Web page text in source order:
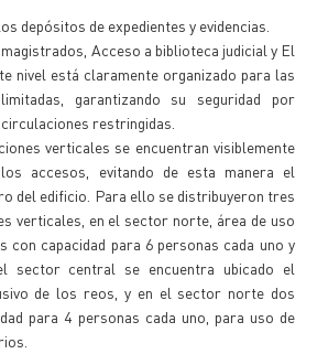
depósitos de expedientes y evidencias.
Acceso a biblioteca judicial y El
nivel está claramente organizado para las
garantizando su seguridad por
restringidas.
verticales se encuentran visiblemente
accesos, evitando de esta manera el
del edificio. Para ello se distribuyeron tres
verticales, en el sector norte, área de uso
con capacidad para 6 personas cada uno y
sector central se encuentra ubicado el
de los reos, y en el sector norte dos
para 4 personas cada uno, para uso de